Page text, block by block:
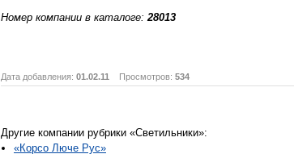
Номер компании в каталоге:28013
Дата добавления: 01.02.11 Просмотров: 534
Другие компании рубрики «Светильники»:
«Корсо Люче Рус»